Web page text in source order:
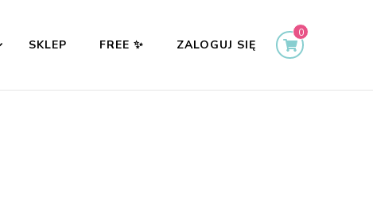
SKLEP FREE ✨ ZALOGUJ SIĘ
0